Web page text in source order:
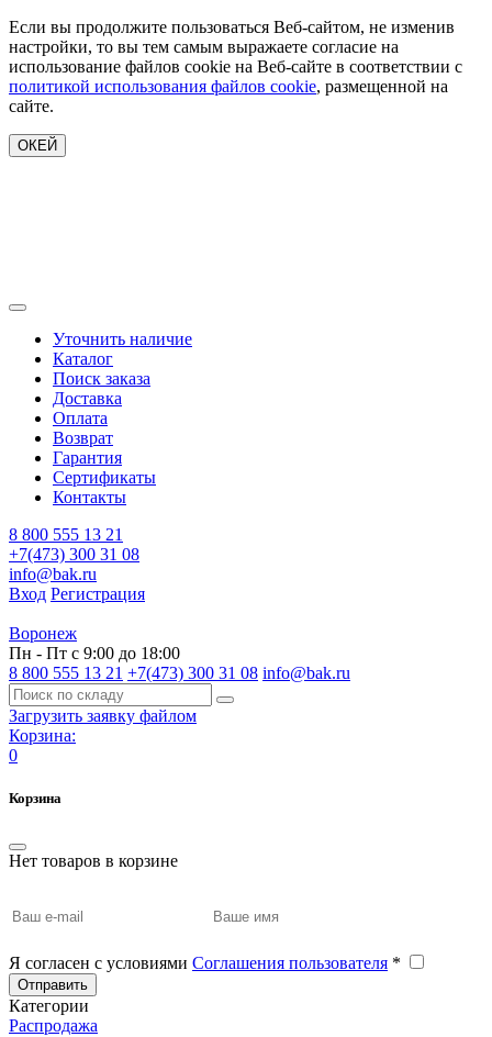
Если вы продолжите пользоваться Веб-сайтом, не изменив
настройки, то вы тем самым выражаете согласие на
использование файлов cookie на Веб-сайте в соответствии с
политикой использования файлов cookie, размещенной на
сайте.
ОКЕЙ
Уточнить наличие
Каталог
Поиск заказа
Доставка
Оплата
Возврат
Гарантия
Сертификаты
Контакты
8 800 555 13 21
+7(473) 300 31 08
info@bak.ru
Вход Регистрация
Воронеж
Пн - Пт с 9:00 до 18:00
8 800 555 13 21 +7(473) 300 31 08 info@bak.ru
Загрузить заявку файлом
Корзина:
0
Корзина
Нет товаров в корзине
Я согласен с условиями Соглашения пользователя *
Отправить
Категории
Распродажа